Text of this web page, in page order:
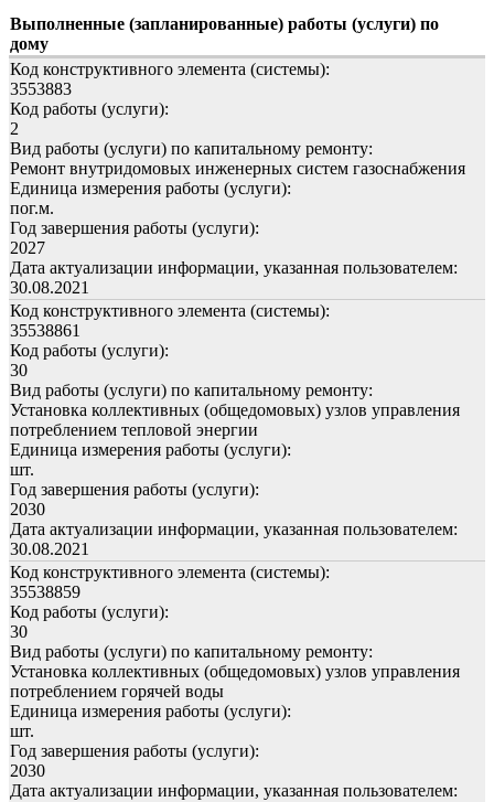
Выполненные (запланированные) работы (услуги) по
дому
Код конструктивного элемента (системы):
3553883
Код работы (услуги):
2
Вид работы (услуги) по капитальному ремонту:
Ремонт внутридомовых инженерных систем газоснабжения
Единица измерения работы (услуги):
пог.м.
Год завершения работы (услуги):
2027
Дата актуализации информации, указанная пользователем:
30.08.2021
Код конструктивного элемента (системы):
35538861
Код работы (услуги):
30
Вид работы (услуги) по капитальному ремонту:
Установка коллективных (общедомовых) узлов управления
потреблением тепловой энергии
Единица измерения работы (услуги):
шт.
Год завершения работы (услуги):
2030
Дата актуализации информации, указанная пользователем:
30.08.2021
Код конструктивного элемента (системы):
35538859
Код работы (услуги):
30
Вид работы (услуги) по капитальному ремонту:
Установка коллективных (общедомовых) узлов управления
потреблением горячей воды
Единица измерения работы (услуги):
шт.
Год завершения работы (услуги):
2030
Дата актуализации информации, указанная пользователем: